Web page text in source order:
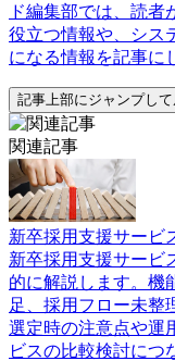
ド編集部では、読者
役立つ情報や、シス
になる情報を記事に
記事上部にジャンプして
関連記事
新卒採用支援サービ
新卒採用支援サービ
的に解説します。機
足、採用フロー未整
選定時の注意点や運
ビスの比較検討につ